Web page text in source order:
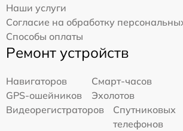
Наши услуги
Согласие на обработку
Способы оплаты
Ремонт устройств
Навигаторов
Смарт-часов
GPS-ошейников
Эхолотов
Видеорегистраторов
Спутниковых
телефонов